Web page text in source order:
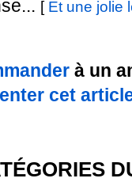
[ Et une jolie
à un
cet